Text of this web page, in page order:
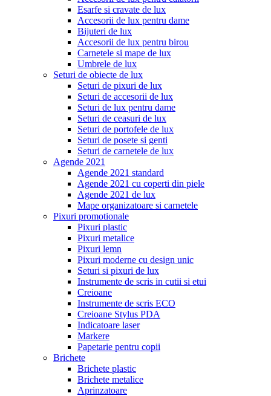
Esarfe si cravate de lux
Accesorii de lux pentru dame
Bijuteri de lux
Accesorii de lux pentru birou
Carnetele si mape de lux
Umbrele de lux
Seturi de obiecte de lux
Seturi de pixuri de lux
Seturi de accesorii de lux
Seturi de lux pentru dame
Seturi de ceasuri de lux
Seturi de portofele de lux
Seturi de posete si genti
Seturi de carnetele de lux
Agende 2021
Agende 2021 standard
Agende 2021 cu coperti din piele
Agende 2021 de lux
Mape organizatoare si carnetele
Pixuri promotionale
Pixuri plastic
Pixuri metalice
Pixuri lemn
Pixuri moderne cu design unic
Seturi si pixuri de lux
Instrumente de scris in cutii si etui
Creioane
Instrumente de scris ECO
Creioane Stylus PDA
Indicatoare laser
Markere
Papetarie pentru copii
Brichete
Brichete plastic
Brichete metalice
Aprinzatoare